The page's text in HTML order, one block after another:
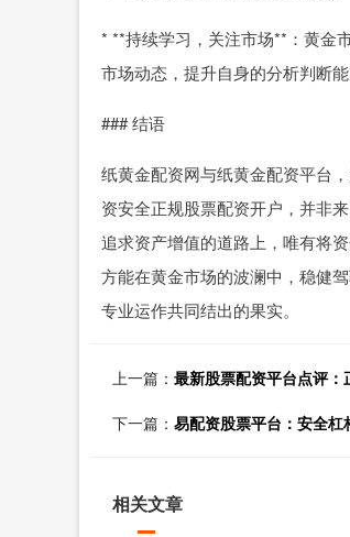
* **持续学习，关注市场**：黄金
市场动态，提升自身的分析判断
### 结语
纸黄金配资网与纸黄金配资平台
资安全正规股票配资开户，并非
追求资产增值的道路上，唯有将
方能在黄金市场的波澜中，稳健
专业运作共同结出的果实。
上一篇： 最新股票配资平台点评
下一篇： 易配资股票平台：安全
相关文章